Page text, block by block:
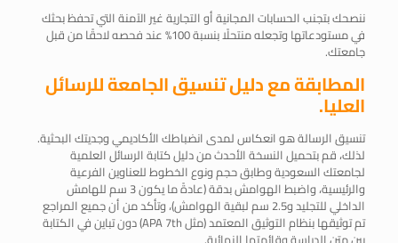
ننصحك بتجنب الحسابات المجانية أو التجارية غير الآمنة التي تحفظ بحثك
في مستودعاتها وتجعله منتحلًا بنسبة 100% عند فحصه لاحقًا من قبل
جامعتك.
المطابقة مع دليل تنسيق الجامعة للرسائل
العليا.
تنسيق الرسالة هو انعكاس لمدى انضباطك الأكاديمي وجديتك البحثية.
لذلك، قم بتحميل النسخة الأحدث من دليل كتابة الرسائل العلمية
لجامعتك السعودية وطابق حجم ونوع الخطوط للعناوين الفرعية
والرئيسية، واضبط الهوامش بدقة (عادةً ما يكون 3 سم للهامش
الداخلي للتجليد و2.5 سم لبقية الهوامش)، وتأكد من أن جميع المراجع
تم توثيقها بنظام التوثيق المعتمد (مثل APA 7th) دون تباين في الكتابة